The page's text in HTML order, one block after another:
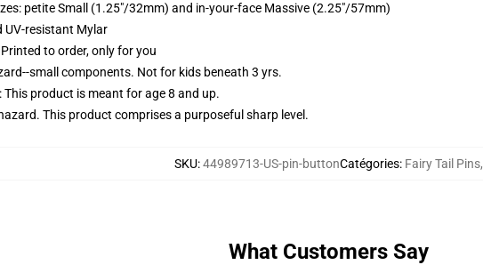
petite Small (1.25"/32mm) and in-your-face Massive (2.25"/57mm)
UV-resistant Mylar
to order, only for you
small components. Not for kids beneath 3 yrs.
This product is meant for age 8 and up.
This product comprises a purposeful sharp level.
SKU:44989713-US-pin-buttonCatégories: Fairy Tail Pins,
What Customers Say